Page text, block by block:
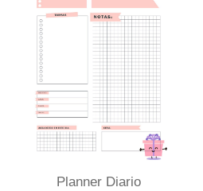
Planner Diario